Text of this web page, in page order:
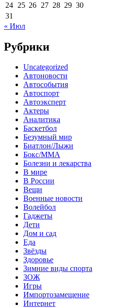
24 25 26 27 28 29 30
31
« Июл
Рубрики
Uncategorized
Автоновости
Автособытия
Автоспорт
Автоэксперт
Актеры
Аналитика
Баскетбол
Безумный мир
Биатлон/Лыжи
Бокс/MMA
Болезни и лекарства
В мире
В России
Вещи
Военные новости
Волейбол
Гаджеты
Дети
Дом и сад
Еда
Звёзды
Здоровье
Зимние виды спорта
ЗОЖ
Игры
Импортозамещение
Интернет